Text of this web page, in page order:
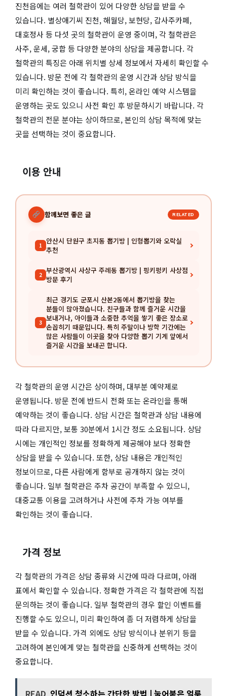
진천읍에는 여러 철학관이 있어 다양한 상담을 받을 수
있습니다. 별상애기씨 진천, 해월당, 보현당, 갑사주카페,
대호정사 등 다섯 곳의 철학관이 운영 중이며, 각 철학관은
사주, 운세, 궁합 등 다양한 분야의 상담을 제공합니다. 각
철학관의 특징은 아래 위치별 상세 정보에서 자세히 확인할 수
있습니다. 방문 전에 각 철학관의 운영 시간과 상담 방식을
미리 확인하는 것이 좋습니다. 특히, 온라인 예약 시스템을
운영하는 곳도 있으니 사전 확인 후 방문하시기 바랍니다. 각
철학관의 전문 분야는 상이하므로, 본인의 상담 목적에 맞는
곳을 선택하는 것이 중요합니다.
이용 안내
함께보면 좋은 글 RELATED
1 안산시 단원구 초지동 뽑기방 | 인형뽑기와 오락실
추천
2 부산광역시 사상구 주례동 뽑기방 | 핑키펑키 사상점
방문 후기
3
최근 경기도 군포시 산본2동에서 뽑기방을 찾는
분들이 많아졌습니다. 친구들과 함께 즐거운 시간을
보내거나, 아이들과 소중한 추억을 쌓기 좋은 장소로
손꼽히기 때문입니다. 특히 주말이나 방학 기간에는
많은 사람들이 이곳을 찾아 다양한 뽑기 기계 앞에서
즐거운 시간을 보내곤 합니다.
각 철학관의 운영 시간은 상이하며, 대부분 예약제로
운영됩니다. 방문 전에 반드시 전화 또는 온라인을 통해
예약하는 것이 좋습니다. 상담 시간은 철학관과 상담 내용에
따라 다르지만, 보통 30분에서 1시간 정도 소요됩니다. 상담
시에는 개인적인 정보를 정확하게 제공해야 보다 정확한
상담을 받을 수 있습니다. 또한, 상담 내용은 개인적인
정보이므로, 다른 사람에게 함부로 공개하지 않는 것이
좋습니다. 일부 철학관은 주차 공간이 부족할 수 있으니,
대중교통 이용을 고려하거나 사전에 주차 가능 여부를
확인하는 것이 좋습니다.
가격 정보
각 철학관의 가격은 상담 종류와 시간에 따라 다르며, 아래
표에서 확인할 수 있습니다. 정확한 가격은 각 철학관에 직접
문의하는 것이 좋습니다. 일부 철학관의 경우 할인 이벤트를
진행할 수도 있으니, 미리 확인하여 좀 더 저렴하게 상담을
받을 수 있습니다. 가격 외에도 상담 방식이나 분위기 등을
고려하여 본인에게 맞는 철학관을 신중하게 선택하는 것이
중요합니다.
READ 인덕션 청소하는 간단한 방법 | 눌어붙은 얼룩